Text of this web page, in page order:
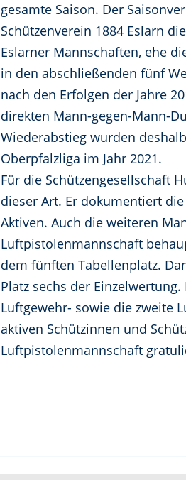
gesamte Saison. Der
Schützenverein 1884 Eslarn
Eslarner Mannschaften, ehe
in den abschließenden fünf
nach den Erfolgen der Jahre
direkten Mann-gegen-Mann-
Wiederabstieg wurden
Oberpfalzliga im Jahr 2021.
Für die Schützengesellschaft
dieser Art. Er dokumentiert
Aktiven. Auch die weiteren
Luftpistolenmannschaft
dem fünften Tabellenplatz.
Platz sechs der
Luftgewehr- sowie die zweite
aktiven Schützinnen und
Luftpistolenmannschaft